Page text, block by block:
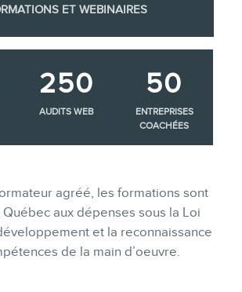
ET WEBINAIRES
250
AUDITS WEB
50
ENTREPRISES
COACHÉES
agréé, les formations sont
aux dépenses sous la Loi
et la reconnaissance
de la main d’oeuvre.